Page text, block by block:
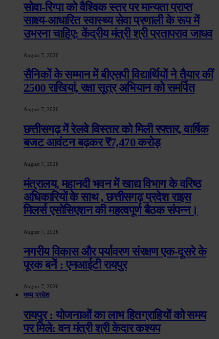
सोवा-रिग्पा को वैश्विक स्तर पर मान्यता प्राप्त
साक्ष्य-आधारित स्वास्थ्य सेवा प्रणाली के रूप में
उभरना चाहिए: केंद्रीय मंत्री श्री प्रतापराव जाधव
August 7, 2026
सैनिकों के सम्मान में बीएसपी विद्यार्थियों ने तैयार कीं
2500 राखियां, रक्षा सूत्र अभियान को समर्पित
August 7, 2026
छत्तीसगढ़ में रेलवे विस्तार को मिली रफ्तार, वार्षिक
बजट आवंटन बढ़कर ₹7,470 करोड़
August 7, 2026
मंत्रालय, महानदी भवन में खाद्य विभाग के वरिष्ठ
अधिकारियों के साथ , छत्तीसगढ़ प्रदेश राइस
मिलर्स एसोसिएशन की महत्वपूर्ण बैठक संपन्न।
August 7, 2026
नगरीय विकास और पर्यावरण संरक्षण एक-दूसरे के
पूरक बनें : एनआईटी रायपुर
August 7, 2026
मध्य प्रदेश
रायपुर : योजनाओं का लाभ हितग्राहियों को समय
पर मिले: वन मंत्री श्री केदार कश्यप